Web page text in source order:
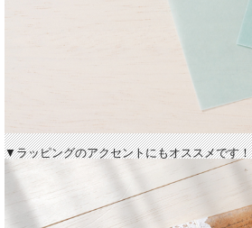
▼ラッピングのアクセントにもオススメです！